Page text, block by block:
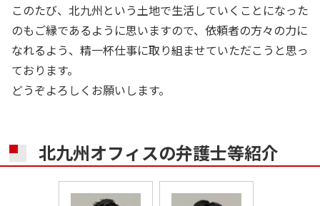
このたび、北九州という土地で生活していくことになった
のもご縁であるように思いますので、依頼者の方々の力に
なれるよう、精一杯仕事に取り組ませていただこうと思っ
ております。
どうぞよろしくお願いします。
北九州オフィスの弁護士等紹介